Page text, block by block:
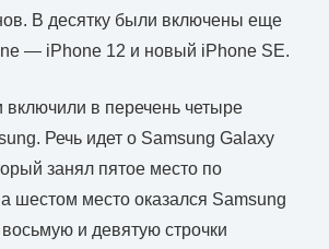
В десятку были включены еще
— iPhone 12 и новый iPhone SE.
включили в перечень четыре
Речь идет о Samsung Galaxy
занял пятое место по
шестом место оказался Samsung
и девятую строчки